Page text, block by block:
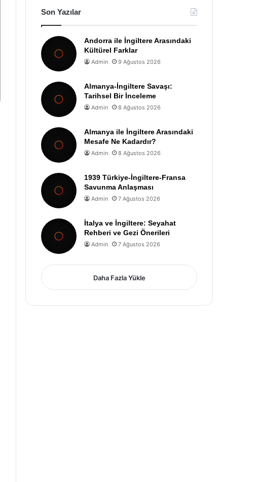
Son Yazılar
Andorra ile İngiltere Arasındaki
Kültürel Farklar
Admin 9 Ağustos 2026
Almanya-İngiltere Savaşı:
Tarihsel Bir İnceleme
Admin 8 Ağustos 2026
Almanya ile İngiltere Arasındaki
Mesafe Ne Kadardır?
Admin 8 Ağustos 2026
1939 Türkiye-İngiltere-Fransa
Savunma Anlaşması
Admin 7 Ağustos 2026
İtalya ve İngiltere: Seyahat
Rehberi ve Gezi Önerileri
Admin 7 Ağustos 2026
Daha Fazla Yükle